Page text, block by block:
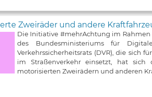
Zweiräder und andere
Die Initiative #mehrAchtung im Rahmen
des Bundesministeriums für
Verkehrssicherheitsrats (DVR), die sich
im Straßenverkehr einsetzt, hat sich
motorisierten Zweirädern und anderen